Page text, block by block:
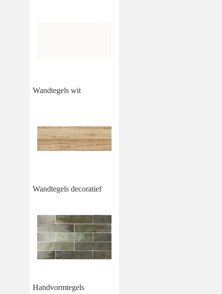
Wandtegels wit
Wandtegels decoratief
Handvormtegels